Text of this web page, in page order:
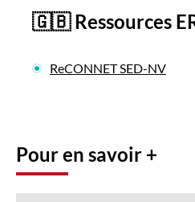
🇬🇧Ressources
ReCONNET SED-NV
Pour en savoir +